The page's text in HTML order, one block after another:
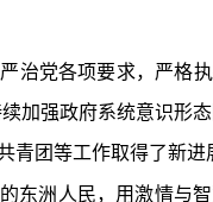
治党各项要求，严格
加强政府系统意识形
青团等工作取得了新进
东洲人民，用激情与